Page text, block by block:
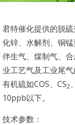
君特催化提供的脱
化锌、水解剂、铜
伴生气、煤制气、
业工艺气及工业尾
有机硫如COS、 CS2
10ppb以下。
技术参数：